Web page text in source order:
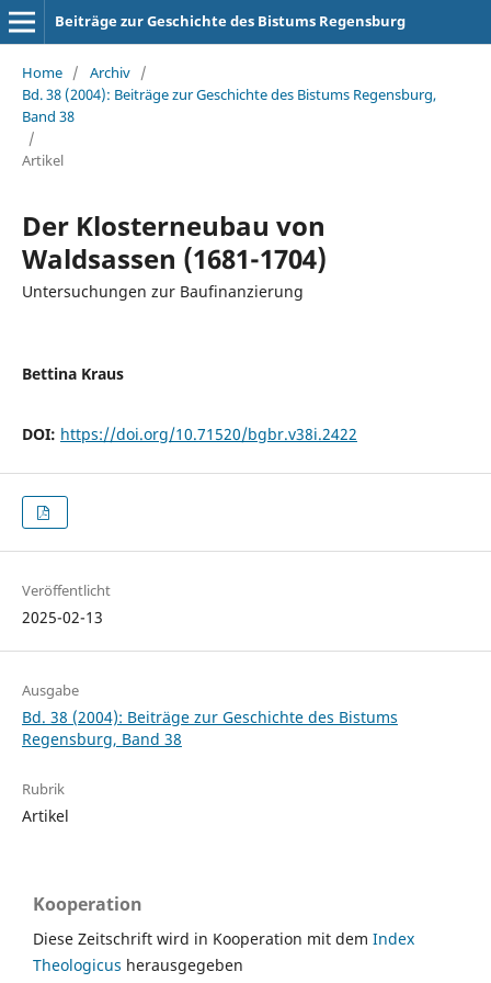
Beiträge zur Geschichte des Bistums Regensburg
Home / Archiv /
Bd. 38 (2004): Beiträge zur Geschichte des Bistums Regensburg,
Band 38
/
Artikel
Der Klosterneubau von
Waldsassen (1681-1704)
Untersuchungen zur Baufinanzierung
Bettina Kraus
DOI: https://doi.org/10.71520/bgbr.v38i.2422
Veröffentlicht
2025-02-13
Ausgabe
Bd. 38 (2004): Beiträge zur Geschichte des Bistums
Regensburg, Band 38
Rubrik
Artikel
Kooperation
Diese Zeitschrift wird in Kooperation mit dem Index
Theologicus herausgegeben